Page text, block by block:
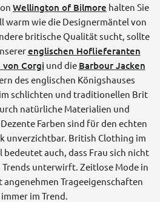
Wellington of Bilmore halten Sie
warm wie die Designermäntel von
britische Qualität sucht, sollte
englischen Hoflieferanten
von Corgi und die Barbour Jacken
des englischen Königshauses
schlichten und traditionellen Brit
natürliche Materialien und
Farben sind für den echten
unverzichtbar. British Clothing im
bedeutet auch, dass Frau sich nicht
unterwirft. Zeitlose Mode in
Trageeigenschaften
im Trend.